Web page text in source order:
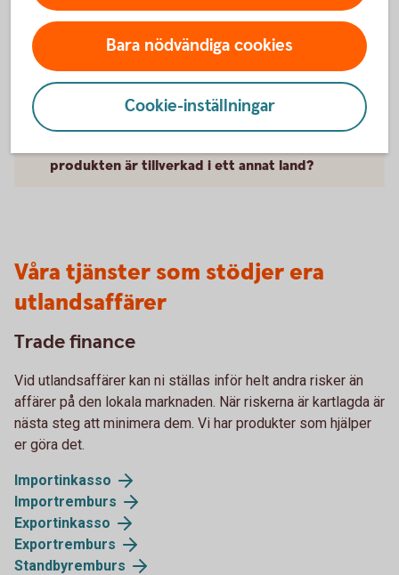
Vem kan ansöka om en EKN-garanti?
Kan nystartade företag få stöd av EKN?
produkten är tillverkad i ett annat land?
Våra tjänster som stödjer era
utlandsaffärer
Trade finance
Vid utlandsaffärer kan ni ställas inför helt andra risker än
affärer på den lokala marknaden. När riskerna är kartlagda är
nästa steg att minimera dem. Vi har produkter som hjälper
er göra det.
Importinkasso
Importremburs
Exportinkasso
Exportremburs
Standbyremburs
Bara nödvändiga cookies
Cookie-inställningar